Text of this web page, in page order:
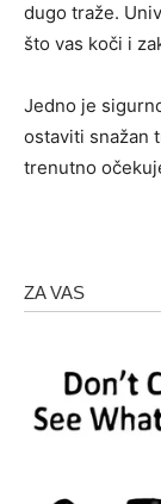
dugo traže.
što vas koči i
Jedno je
ostaviti snažan
trenutno